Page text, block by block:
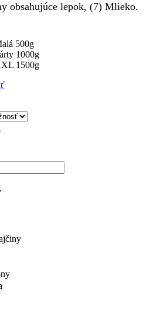
obsahujúce lepok, (7) Mlieko.
500g
1000g
1500g